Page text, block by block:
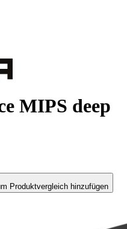
MIPS deep
Produktvergleich hinzufügen